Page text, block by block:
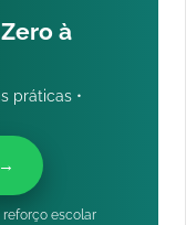
à
práticas •
reforço escolar